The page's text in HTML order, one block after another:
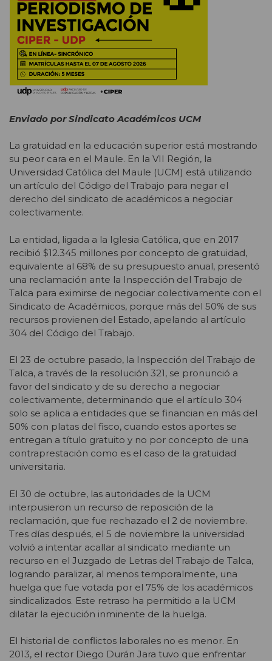
Enviado por Sindicato Académicos UCM
La gratuidad en la educación superior está mostrando
su peor cara en el Maule. En la VII Región, la
Universidad Católica del Maule (UCM) está utilizando
un artículo del Código del Trabajo para negar el
derecho del sindicato de académicos a negociar
colectivamente.
La entidad, ligada a la Iglesia Católica, que en 2017
recibió $12.345 millones por concepto de gratuidad,
equivalente al 68% de su presupuesto anual, presentó
una reclamación ante la Inspección del Trabajo de
Talca para eximirse de negociar colectivamente con el
Sindicato de Académicos, porque más del 50% de sus
recursos provienen del Estado, apelando al artículo
304 del Código del Trabajo.
El 23 de octubre pasado, la Inspección del Trabajo de
Talca, a través de la resolución 321, se pronunció a
favor del sindicato y de su derecho a negociar
colectivamente, determinando que el artículo 304
solo se aplica a entidades que se financian en más del
50% con platas del fisco, cuando estos aportes se
entregan a título gratuito y no por concepto de una
contraprestación como es el caso de la gratuidad
universitaria.
El 30 de octubre, las autoridades de la UCM
interpusieron un recurso de reposición de la
reclamación, que fue rechazado el 2 de noviembre.
Tres días después, el 5 de noviembre la universidad
volvió a intentar acallar al sindicato mediante un
recurso en el Juzgado de Letras del Trabajo de Talca,
logrando paralizar, al menos temporalmente, una
huelga que fue votada por el 75% de los académicos
sindicalizados. Este retraso ha permitido a la UCM
dilatar la ejecución inminente de la huelga.
El historial de conflictos laborales no es menor. En
2013, el rector Diego Durán Jara tuvo que enfrentar